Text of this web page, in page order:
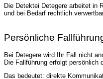
Die Detektei Detegere arbeitet in
und bei Bedarf rechtlich
Persönliche
Bei Detegere wird Ihr Fall nicht
Die Fallführung erfolgt persönlich
Das bedeutet: direkte